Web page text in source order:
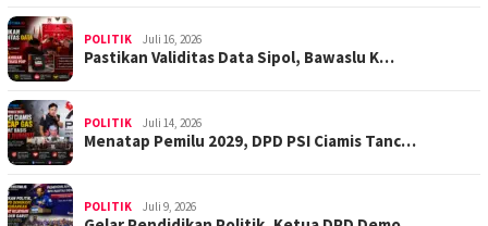
POLITIK Juli 16, 2026
Pastikan Validitas Data Sipol, Bawaslu K…
POLITIK Juli 14, 2026
Menatap Pemilu 2029, DPD PSI Ciamis Tanc…
POLITIK Juli 9, 2026